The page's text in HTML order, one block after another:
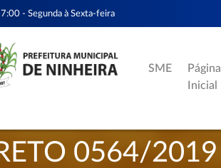
- Segunda à Sexta-feira
SME
Página
Inicial
0564/2019